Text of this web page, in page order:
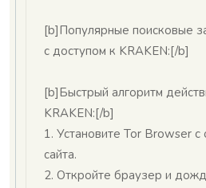
[b]Популярные поисковые
с доступом к KRAKEN:[/b]
[b]Быстрый алгоритм
KRAKEN:[/b]
1. Установите Tor Browser
сайта.
2. Откройте браузер и